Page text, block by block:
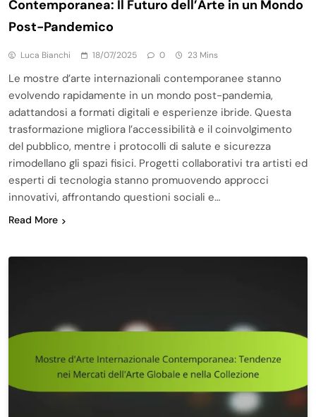
Contemporanea: Il Futuro dell’Arte in un Mondo
Post-Pandemico
Luca Bianchi 18/07/2025 0 23 Mins
Le mostre d’arte internazionali contemporanee stanno
evolvendo rapidamente in un mondo post-pandemia,
adattandosi a formati digitali e esperienze ibride. Questa
trasformazione migliora l’accessibilità e il coinvolgimento
del pubblico, mentre i protocolli di salute e sicurezza
rimodellano gli spazi fisici. Progetti collaborativi tra artisti ed
esperti di tecnologia stanno promuovendo approcci
innovativi, affrontando questioni sociali e…
Read More